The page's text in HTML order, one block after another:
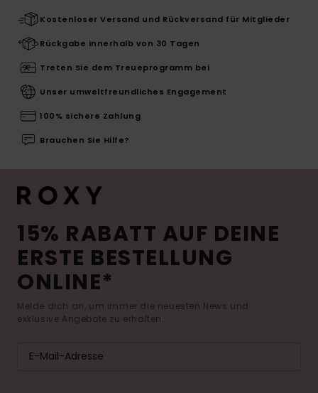
Kostenloser Versand und Rückversand für Mitglieder
Rückgabe innerhalb von 30 Tagen
Treten Sie dem Treueprogramm bei
Unser umweltfreundliches Engagement
100% sichere Zahlung
Brauchen Sie Hilfe?
15% RABATT AUF DEINE
ERSTE BESTELLUNG
ONLINE*
Melde dich an, um immer die neuesten News und
exklusive Angebote zu erhalten.